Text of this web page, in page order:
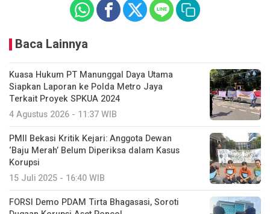
Baca Lainnya
Kuasa Hukum PT Manunggal Daya Utama
Siapkan Laporan ke Polda Metro Jaya
Terkait Proyek SPKUA 2024
4 Agustus 2026 - 11:37 WIB
PMII Bekasi Kritik Kejari: Anggota Dewan
‘Baju Merah’ Belum Diperiksa dalam Kasus
Korupsi
15 Juli 2025 - 16:40 WIB
FORSI Demo PDAM Tirta Bhagasasi, Soroti